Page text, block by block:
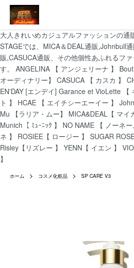
大人きれいめカジュアルファッションの通
STAGEでは、MICA＆DEAL通販,Johnbull
販,CASUCA通販、その他個性あふれるフ
す。 ANGELINA 【 アンジェリーナ 】
オーディナリー】 CASUCA 【 カスカ 】
EN'DAY [エンデイ] Garance et VioLette 【
ト 】 HCAE 【 エイチシーエーイー 】
Mu 【ラリア・ムー】 MICA&DEAL【 マイ
Munich【 ﾐｭｰﾆｯｸ 】 NO NAME 【 ノーネ
ネ 】 ROSIEE【 ロージー 】 SUGAR
Risley【リズレー 】 YENN【 イエン 】
】
ホーム コスメ化粧品 SP CARE V3